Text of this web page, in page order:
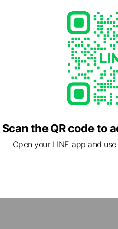
media
Scan the QR code to
Open your LINE app and